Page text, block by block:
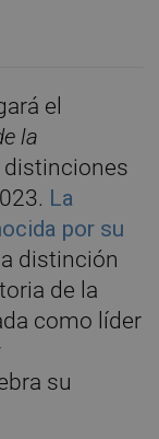
el
la
distinciones
La
por su
distinción
de la
como líder
su